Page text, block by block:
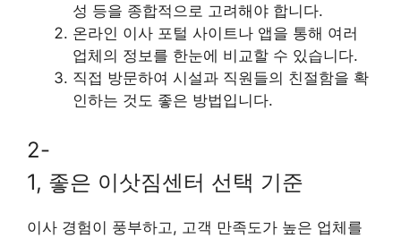
성 등을 종합적으로 고려해야 합니다.
온라인 이사 포털 사이트나 앱을 통해 여러
업체의 정보를 한눈에 비교할 수 있습니다.
직접 방문하여 시설과 직원들의 친절함을 확
인하는 것도 좋은 방법입니다.
2-
1, 좋은 이삿짐센터 선택 기준
이사 경험이 풍부하고, 고객 만족도가 높은 업체를